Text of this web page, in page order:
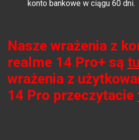
konto bankowe w ciągu 60 dni.
Nasze wrażenia z
realme 14 Pro+ są
wrażenia z
14 Pro przeczytacie